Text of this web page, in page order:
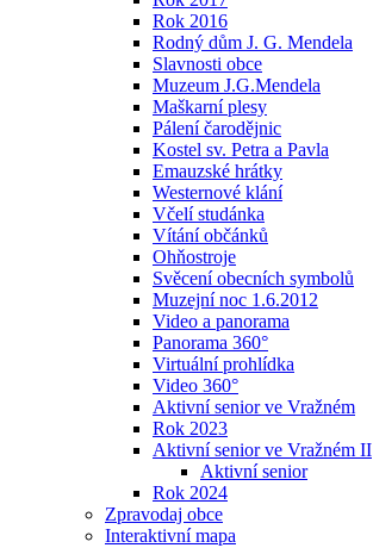
Rok 2016
Rodný dům J. G. Mendela
Slavnosti obce
Muzeum J.G.Mendela
Maškarní plesy
Pálení čarodějnic
Kostel sv. Petra a Pavla
Emauzské hrátky
Westernové klání
Včelí studánka
Vítání občánků
Ohňostroje
Svěcení obecních symbolů
Muzejní noc 1.6.2012
Video a panorama
Panorama 360°
Virtuální prohlídka
Video 360°
Aktivní senior ve Vražném
Rok 2023
Aktivní senior ve Vražném II
Aktivní senior
Rok 2024
Zpravodaj obce
Interaktivní mapa